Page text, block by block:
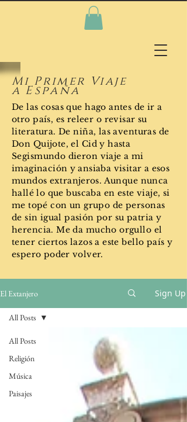
El Extanjero Sign Up
All Posts
Religión
Música
Paisajes
All Posts
Mi Primer Viaje
a España
De las cosas que hago antes de ir a
otropaís, es releer o revisar su
literatura. De niña, las aventuras de
Don Quijote, el Cid y hasta
Segismundo dieron viaje a mi
imaginación y ansiaba visitar a esos
mundos extranjeros. Aunque nunca
hallé lo que buscaba en este viaje, si
metopé con un grupo de personas
desin igual pasión por su patria y
herencia. Me da mucho orgullo el
tener ciertos lazos a este bello país y
espero poder volver.